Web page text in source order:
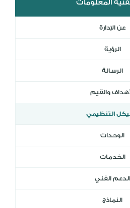
المعلومات
عن الإدارة
الرؤية
الرسالة
والقيم
التنظيمي
الوحدات
الخدمات
الدعم الفني
النماذج